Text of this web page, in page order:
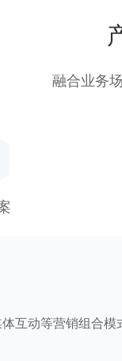
融合业务
互动等营销组合模